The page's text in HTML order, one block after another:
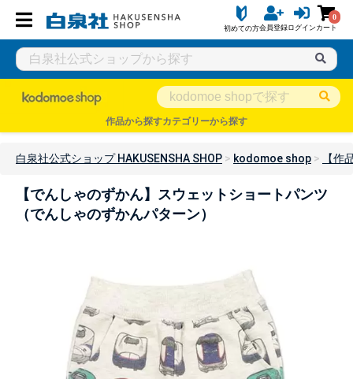
初めての方会員登録ログイン
0
カート
作品から探すカテゴリーから探す
白泉社公式ショップ HAKUSENSHA SHOP kodomoe shop 【作
【でんしゃのずかん】スウェットショートパンツ
（でんしゃのずかんパターン）